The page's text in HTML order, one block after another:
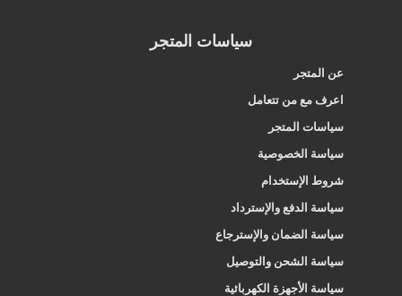
سياسات المتجر
عن المتجر
اعرف مع من تتعامل
سياسات المتجر
سياسة الخصوصية
شروط الإستخدام
سياسة الدفع والإسترداد
سياسة الضمان والإسترجاع
سياسة الشحن والتوصيل
سياسة الأجهزة الكهربائية